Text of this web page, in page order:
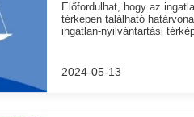
Előfordulhat, hogy az
térképen található
ingatlan-nyilvántartási
2024-05-13